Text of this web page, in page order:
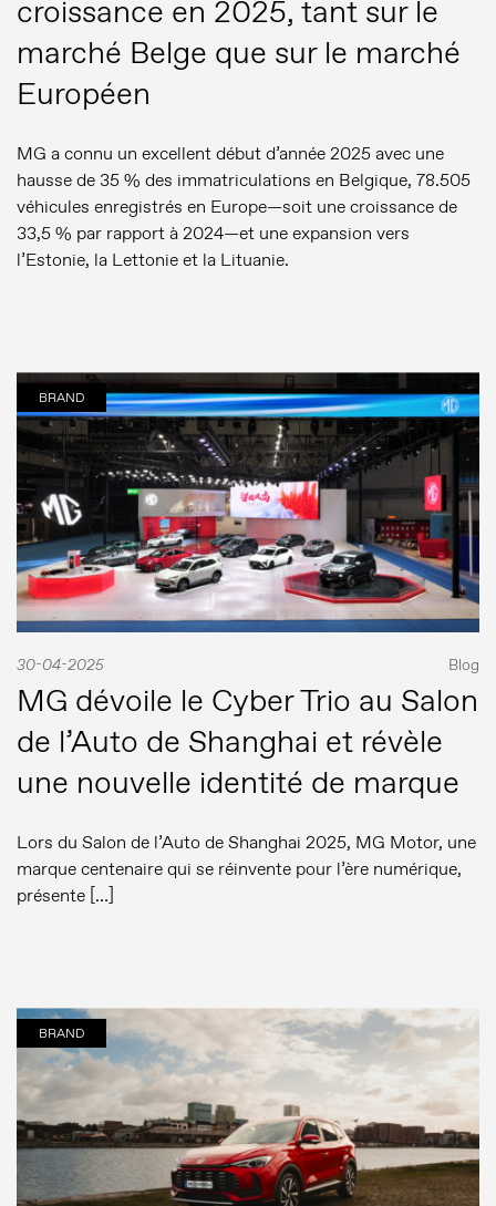
croissance en 2025, tant sur le
marché Belge que sur le marché
Européen
MG a connu un excellent début d’année 2025 avec une
hausse de 35 % des immatriculations en Belgique, 78.505
véhicules enregistrés en Europe—soit une croissance de
33,5 % par rapport à 2024—et une expansion vers
l’Estonie, la Lettonie et la Lituanie.
BRAND
30-04-2025 Blog
MG dévoile le Cyber Trio au Salon
de l’Auto de Shanghai et révèle
une nouvelle identité de marque
Lors du Salon de l’Auto de Shanghai 2025, MG Motor, une
marque centenaire qui se réinvente pour l’ère numérique,
présente […]
BRAND